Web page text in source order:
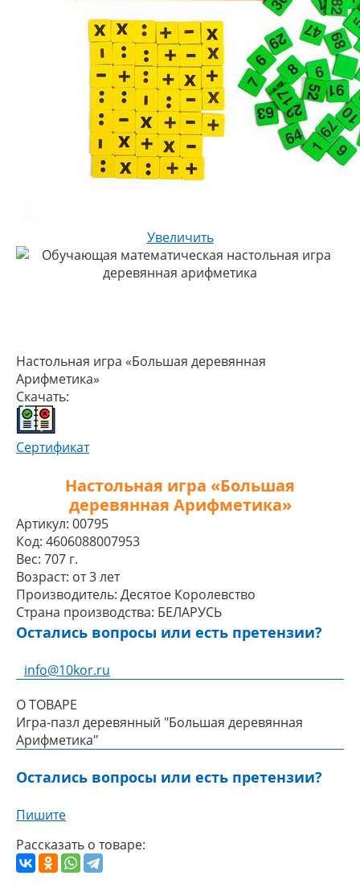
Увеличить
Настольная игра «Большая деревянная
Арифметика»
Скачать:
Сертификат
Настольная игра «Большая
деревянная Арифметика»
Артикул: 00795
Код: 4606088007953
Вес: 707 г.
Возраст: от 3 лет
Производитель: Десятое Королевство
Страна производства: БЕЛАРУСЬ
Остались вопросы или есть претензии?
info@10kor.ru
О ТОВАРЕ
Игра-пазл деревянный "Большая деревянная
Арифметика"
Остались вопросы или есть претензии?
Пишите
Рассказать о товаре: